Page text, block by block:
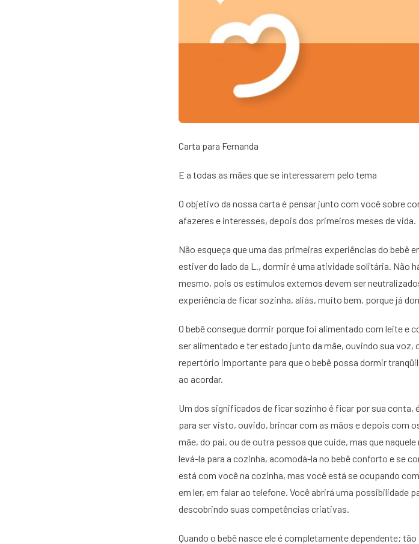
Carta para Fernanda
E a todas as mães que se interessarem pelo tema
O objetivo da nossa carta é pensar junto com você sobre
afazeres e interesses, depois dos primeiros meses de vida.
Não esqueça que uma das primeiras experiências do bebê
estiver do lado da L., dormir é uma atividade solitária. Não
mesmo, pois os estímulos externos devem ser
experiência de ficar sozinha, aliás, muito bem, porque já
O bebê consegue dormir porque foi alimentado com leite e
ser alimentado e ter estado junto da mãe, ouvindo sua voz,
repertório importante para que o bebê possa dormir
ao acordar.
Um dos significados de ficar sozinho é ficar por sua conta,
para ser visto, ouvido, brincar com as mãos e depois com
mãe, do pai, ou de outra pessoa que cuide, mas que
levá-la para a cozinha, acomodá-la no bebê conforto e se
está com você na cozinha, mas você está se ocupando
em ler, em falar ao telefone. Você abrirá uma possibilidade
descobrindo suas competências criativas.
Quando o bebê nasce ele é completamente dependente;